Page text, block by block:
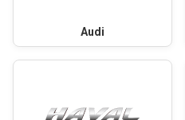
Audi